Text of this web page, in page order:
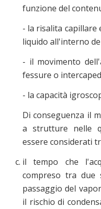
funzione del
- la risalita
liquido all'interno
- il movimento
fessure o
- la capacità
Di conseguenza il
a strutture nelle
essere considerati
il tempo che
compreso tra due
passaggio del
il rischio di